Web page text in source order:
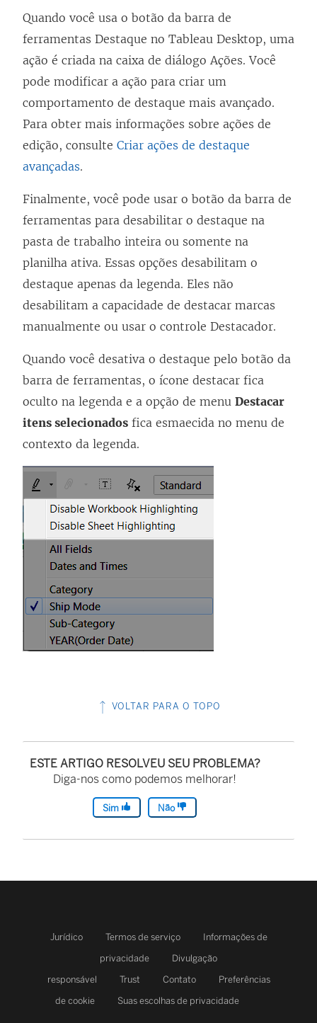
Quando você usa o botão da barra de
ferramentas Destaque no Tableau Desktop, uma
ação é criada na caixa de diálogo Ações. Você
pode modificar a ação para criar um
comportamento de destaque mais avançado.
Para obter mais informações sobre ações de
edição, consulte Criar ações de destaque
avançadas.
Finalmente, você pode usar o botão da barra de
ferramentas para desabilitar o destaque na
pasta de trabalho inteira ou somente na
planilha ativa. Essas opções desabilitam o
destaque apenas da legenda. Eles não
desabilitam a capacidade de destacar marcas
manualmente ou usar o controle Destacador.
Quando você desativa o destaque pelo botão da
barra de ferramentas, o ícone destacar fica
oculto na legenda e a opção de menu Destacar
itens selecionados fica esmaecida no menu de
contexto da legenda.
VOLTAR PARA O TOPO
ESTE ARTIGO RESOLVEU SEU PROBLEMA?
Diga-nos como podemos melhorar!
Sim Não
Jurídico Termos de serviço
Informações de
privacidade
Divulgação
responsável
Trust Contato
Preferências
de cookie
Suas escolhas de privacidade